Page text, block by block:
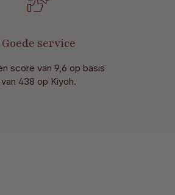
Goede service
score van 9,6 op basis
van 438 op Kiyoh.